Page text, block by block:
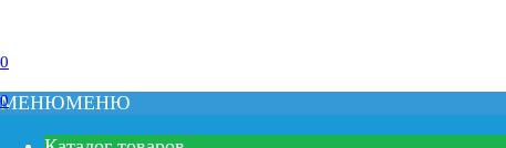
0
0
МЕНЮМЕНЮ